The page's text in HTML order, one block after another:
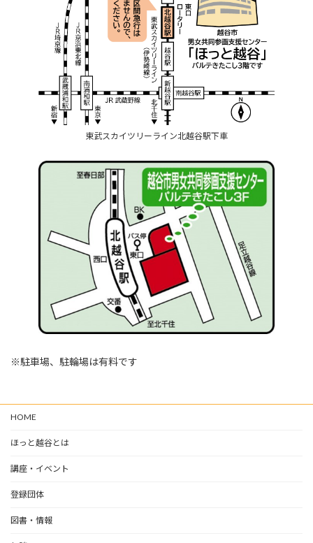
東武スカイツリーライン北越谷駅下車
※駐車場、駐輪場は有料です
HOME
ほっと越谷とは
講座・イベント
登録団体
図書・情報